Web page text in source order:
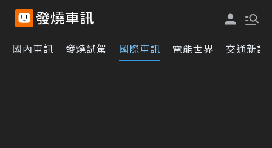
國內車訊 發燒試駕 國際車訊 電能世界 交通新訊